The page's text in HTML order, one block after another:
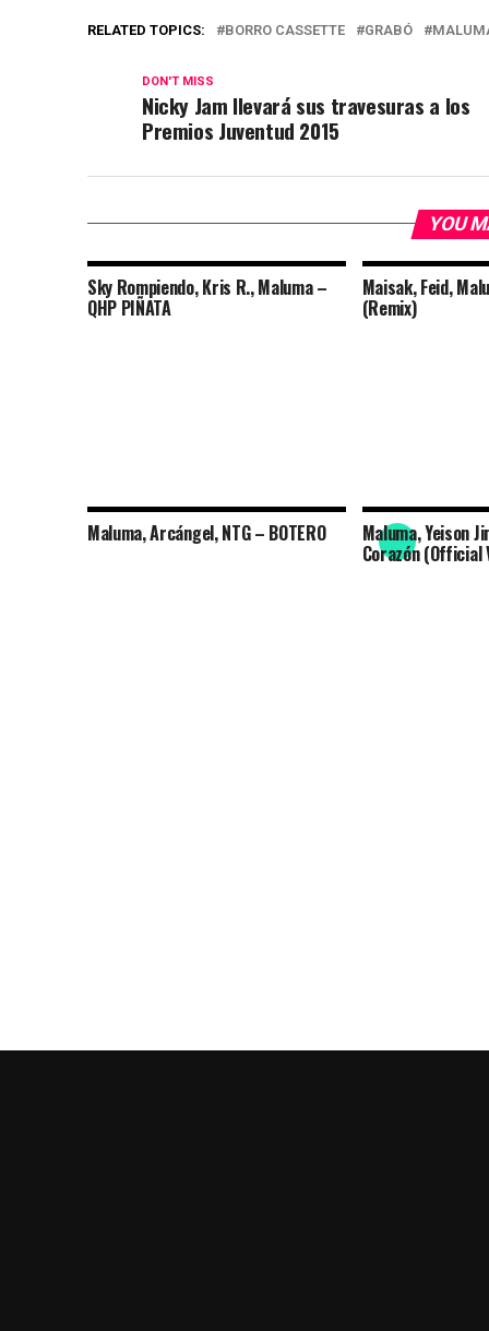
RELATED TOPICS: BORRO CASSETTE GRABÓ
DON'T MISS
Nicky Jam llevará sus travesuras a los
Premios Juventud 2015
YOU
Sky Rompiendo, Kris R., Maluma –
QHP PIÑATA
Maisak, Feid,
(Remix)
Maluma, Arcángel, NTG – BOTERO Maluma, Yeison
Corazón (Official